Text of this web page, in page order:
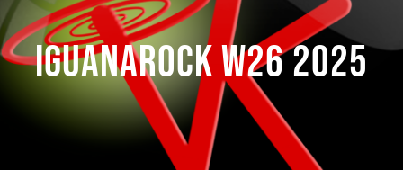
IguanarOCK W26 2025